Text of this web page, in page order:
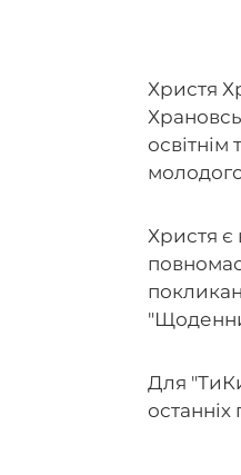
Христя
Христя є
Для